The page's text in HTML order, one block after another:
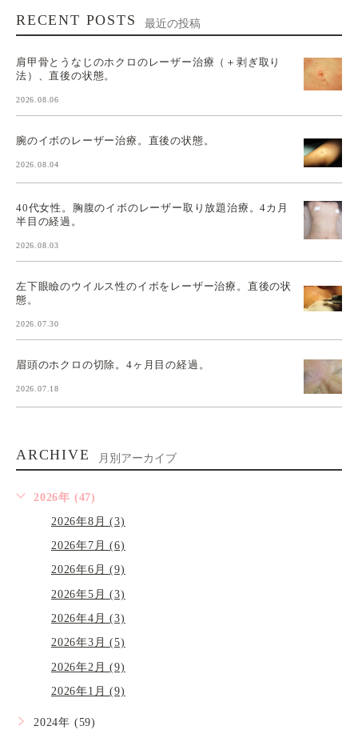
RECENT POSTS 最近の投稿
肩甲骨とうなじのホクロのレーザー治療（＋剥ぎ取り
法）、直後の状態。
2026.08.06
腕のイボのレーザー治療。直後の状態。
2026.08.04
40代女性。胸腹のイボのレーザー取り放題治療。4カ月
半目の経過。
2026.08.03
左下眼瞼のウイルス性のイボをレーザー治療。直後の状
態。
2026.07.30
眉頭のホクロの切除。4ヶ月目の経過。
2026.07.18
ARCHIVE 月別アーカイブ
2026年 (47)
2026年8月 (3)
2026年7月 (6)
2026年6月 (9)
2026年5月 (3)
2026年4月 (3)
2026年3月 (5)
2026年2月 (9)
2026年1月 (9)
2024年 (59)